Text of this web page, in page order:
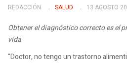
REDACCIÓN SALUD 13 AGOSTO
Obtener el diagnóstico correcto es el
vida
"Doctor, no tengo un trastorno